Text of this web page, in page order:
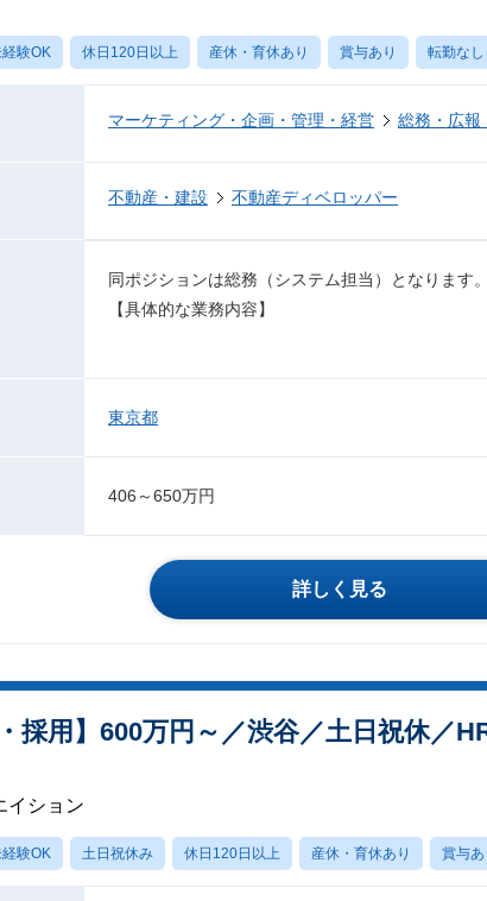
験OK 休日120日以上 産休・育休あり 賞与あり 転勤なし
マーケティング・企画・管理・経営 総務・広報
不動産・建設 不動産ディベロッパー
同ポジションは総務（システム担当）となります。
【具体的な業務内容】
東京都
406～650万円
詳しく見る
採用】600万円～／渋⾕／土日祝休／
イション
験OK 土日祝休み 休日120日以上 産休・育休あり 賞与あ